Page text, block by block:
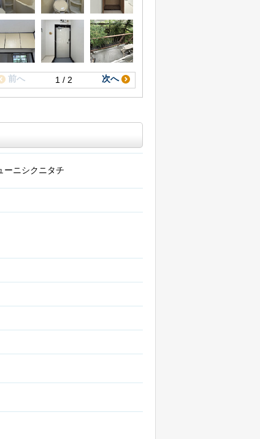
1 / 2
前へ 次へ
ーニシクニタチ